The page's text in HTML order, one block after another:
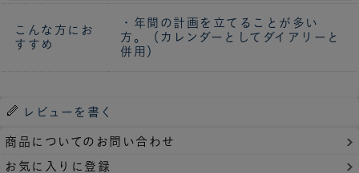
こんな方にお
すすめ
・年間の計画を立てることが多い
方。（カレンダーとしてダイアリーと
併用）
レビューを書く
商品についてのお問い合わせ
お気に入りに登録